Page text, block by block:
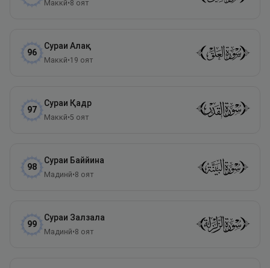
Маккӣ•8 оят
96
Сураи Алақ
Маккӣ•19 оят
97
Сураи Қадр
Маккӣ•5 оят
98
Сураи Баййина
Мадинӣ•8 оят
99
Сураи Залзала
Мадинӣ•8 оят